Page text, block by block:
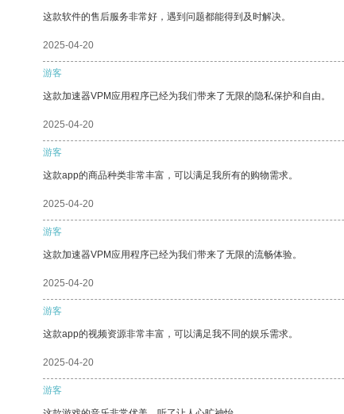
这款软件的售后服务非常好，遇到问题都能得到及时解决。
2025-04-20
游客
这款加速器VPM应用程序已经为我们带来了无限的隐私保护和自由。
2025-04-20
游客
这款app的商品种类非常丰富，可以满足我所有的购物需求。
2025-04-20
游客
这款加速器VPM应用程序已经为我们带来了无限的流畅体验。
2025-04-20
游客
这款app的视频资源非常丰富，可以满足我不同的娱乐需求。
2025-04-20
游客